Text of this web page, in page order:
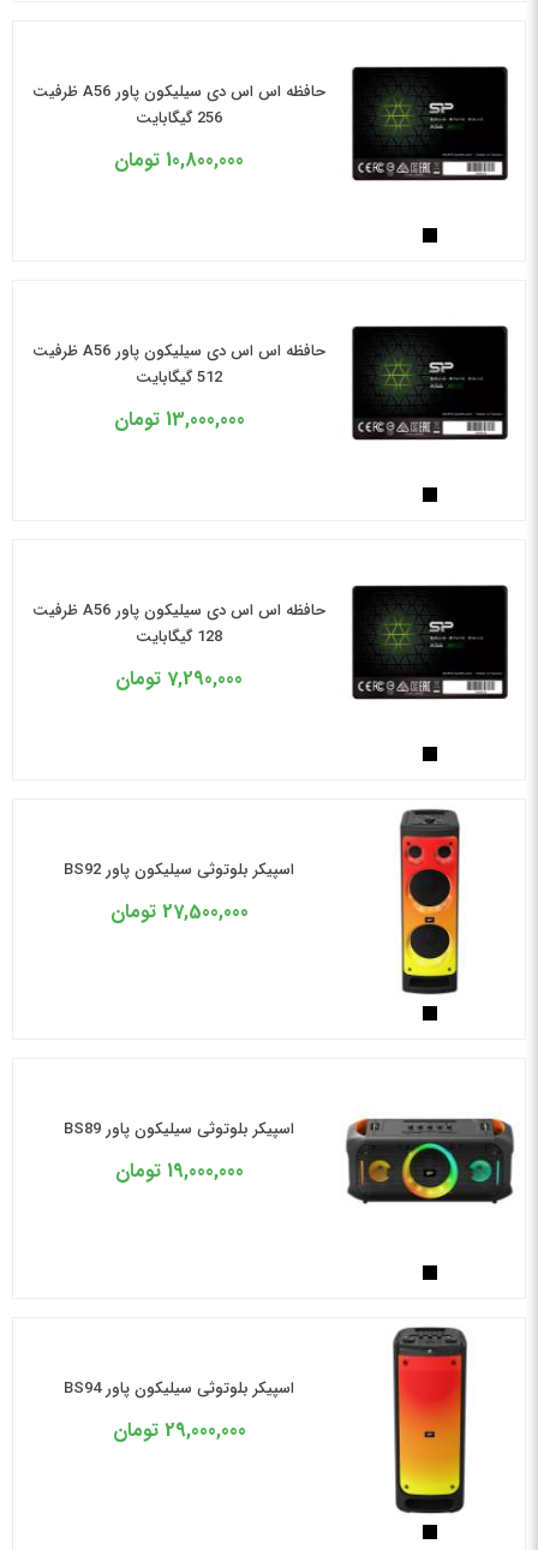
حافظه اس اس دی سیلیکون پاور A56 ظرفیت
256 گیگابایت
10,800,000 تومان
حافظه اس اس دی سیلیکون پاور A56 ظرفیت
512 گیگابایت
13,000,000 تومان
حافظه اس اس دی سیلیکون پاور A56 ظرفیت
128 گیگابایت
7,290,000 تومان
اسپیکر بلوتوثی سیلیکون پاور BS92
27,500,000 تومان
اسپیکر بلوتوثی سیلیکون پاور BS89
19,000,000 تومان
اسپیکر بلوتوثی سیلیکون پاور BS94
29,000,000 تومان